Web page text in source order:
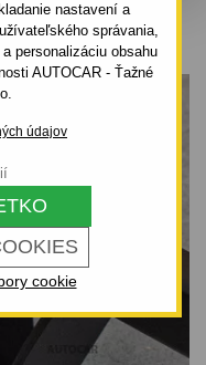
nastavení a
správania,
personalizáciu obsahu
AUTOCAR - Ťažné
údajov
cookie
SANTA